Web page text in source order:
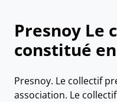
Presnoy Le
constitué
Presnoy. Le collectif
association. Le